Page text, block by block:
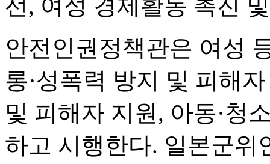
선, 여성 경제활동 촉진
안전인권정책관은 여성
롱·성폭력 방지 및 피해
및 피해자 지원, 아동·청
하고 시행한다. 일본군위